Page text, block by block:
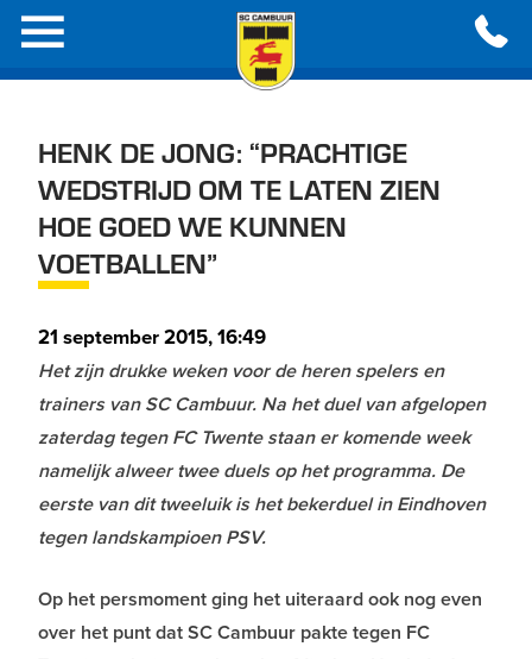
HENK DE JONG: “PRACHTIGE
WEDSTRIJD OM TE LATEN ZIEN
HOE GOED WE KUNNEN
VOETBALLEN”
21 september 2015, 16:49
Het zijn drukke weken voor de heren spelers en
trainers van SC Cambuur. Na het duel van afgelopen
zaterdag tegen FC Twente staan er komende week
namelijk alweer twee duels op het programma. De
eerste van dit tweeluik is het bekerduel in Eindhoven
tegen landskampioen PSV.
Op het persmoment ging het uiteraard ook nog even
over het punt dat SC Cambuur pakte tegen FC